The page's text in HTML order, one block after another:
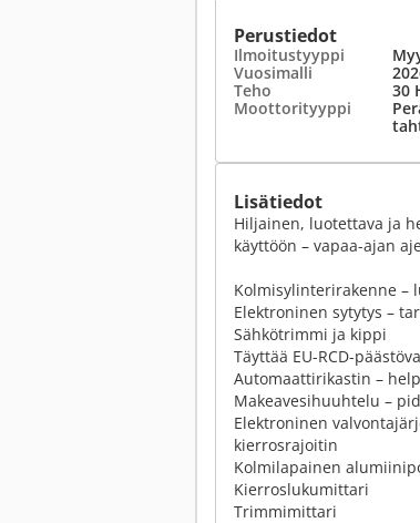
Perustiedot
Ilmoitustyyppi
Vuosimalli
Teho
30
Moottorityyppi
Lisätiedot
Hiljainen, luotettava ja
käyttöön – vapaa-ajan
Kolmisylinterirakenne –
Elektroninen sytytys –
Sähkötrimmi ja kippi
Täyttää EU-RCD-
Automaattirikastin –
Makeavesihuuhtelu –
Elektroninen
kierrosrajoitin
Kolmilapainen
Kierroslukumittari
Trimmimittari